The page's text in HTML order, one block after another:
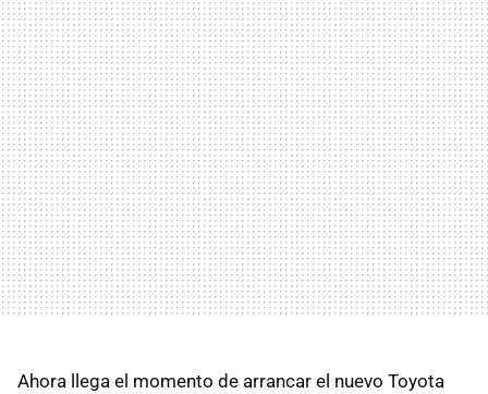
Ahora llega el momento de arrancar el nuevo Toyota